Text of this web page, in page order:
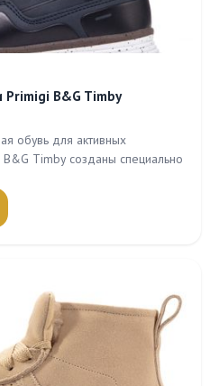
B&G Timby
обувь для активных
Timby созданы специально